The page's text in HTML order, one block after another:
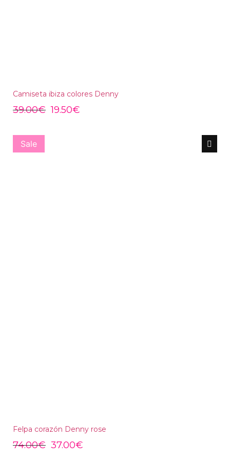
Camiseta ibiza colores Denny
39.00€ 19.50€
Sale
Felpa corazón Denny rose
74.00€ 37.00€